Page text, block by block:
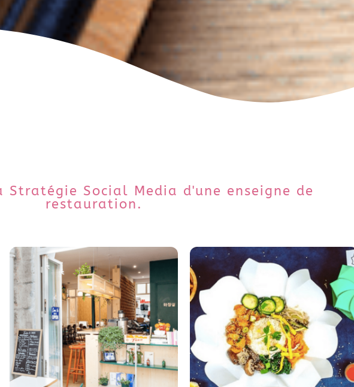
Social Media d'une enseigne de
restauration.